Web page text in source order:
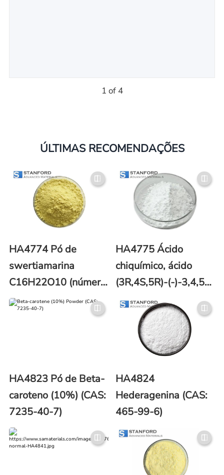
1 of 4
ÚLTIMAS RECOMENDAÇÕES
HA4774 Pó de
swertiamarina
C16H22O10 (número
CAS 17388-39-5)
HA4775 Ácido
chiquímico, ácido
(3R,4S,5R)-(-)-3,4,5-
trihidroxi-1-
ciclohexenocarboxílico
em pó (número CAS
138-59-0)
HA4823 Pó de Beta-
caroteno (10%) (CAS:
7235-40-7)
HA4824
Hederagenina (CAS:
465-99-6)